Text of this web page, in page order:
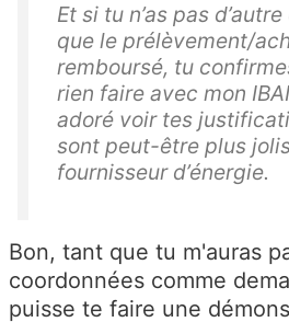
Et si tu n’as pas
que le prélèvement/
remboursé, tu
rien faire avec mon
adoré voir tes
sont peut-être plus
fournisseur d’énergie.
Bon, tant que tu m'auras
coordonnées comme
puisse te faire une